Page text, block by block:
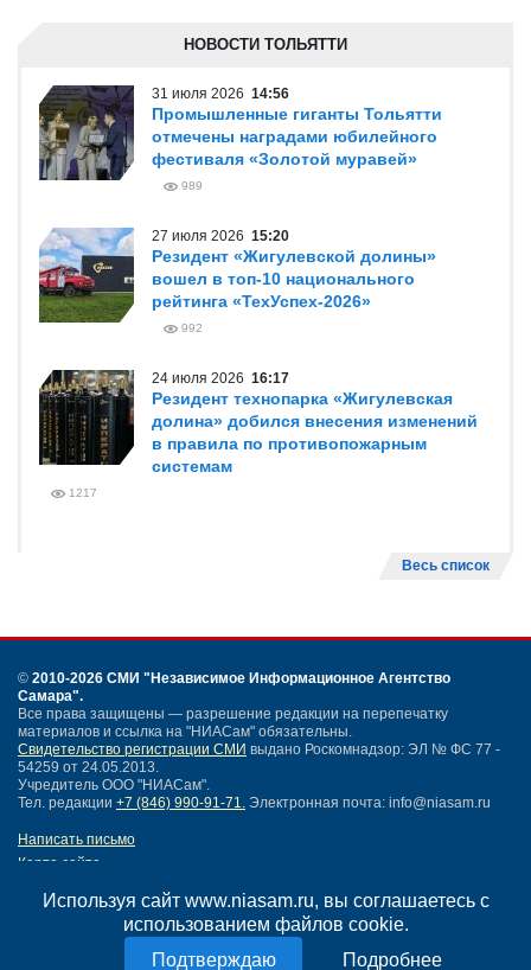
Используя сайт www.niasam.ru, вы соглашаетесь с
использованием файлов cookie.
Подробнее
НОВОСТИ ТОЛЬЯТТИ
31 июля 2026 14:56
Промышленные гиганты Тольятти
отмечены наградами юбилейного
фестиваля «Золотой муравей»
989
27 июля 2026 15:20
Резидент «Жигулевской долины»
вошел в топ-10 национального
рейтинга «ТехУспех-2026»
992
24 июля 2026 16:17
Резидент технопарка «Жигулевская
долина» добился внесения изменений
в правила по противопожарным
системам
1217
Весь список
© 2010-2026 СМИ "Независимое Информационное Агентство
Самара".
Все права защищены — разрешение редакции на перепечатку
материалов и ссылка на "НИАСам" обязательны.
Свидетельство регистрации СМИ выдано Роскомнадзор: ЭЛ № ФС 77 -
54259 от 24.05.2013.
Учредитель ООО "НИАСам".
Тел. редакции +7 (846) 990-91-71. Электронная почта: info@niasam.ru
Написать письмо
Карта сайта
Политика конфиденциальности
Согласие на обработку персональных данных